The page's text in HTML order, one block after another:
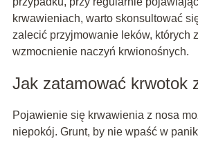
krwawieniach, warto skonsultować
zalecić przyjmowanie leków, których
wzmocnienie naczyń krwionośnych.
Jak zatamować krwotok
Pojawienie się krwawienia z nosa
niepokój. Grunt, by nie wpaść w